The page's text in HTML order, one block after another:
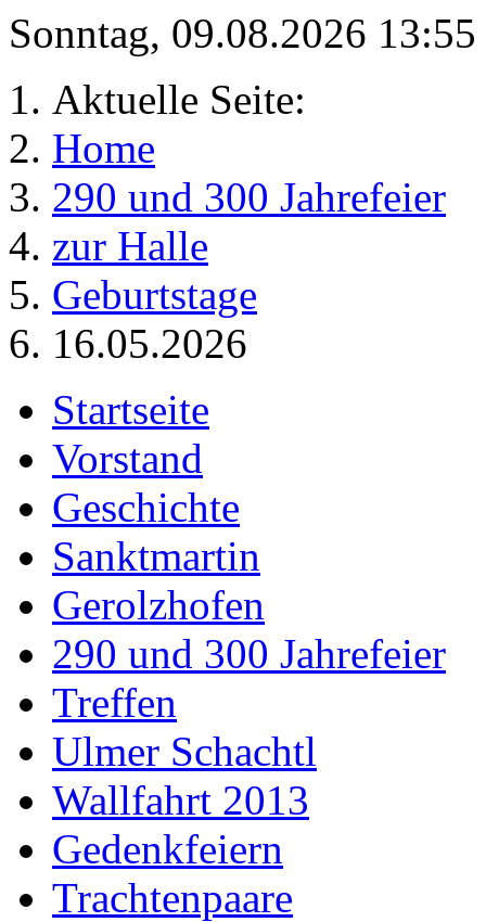
Sonntag, 09.08.2026
Aktuelle Seite:
Home
290 und 300 Jahrefeier
zur Halle
Geburtstage
16.05.2026
Startseite
Vorstand
Geschichte
Sanktmartin
Gerolzhofen
290 und 300 Jahrefeier
Treffen
Ulmer Schachtl
Wallfahrt 2013
Gedenkfeiern
Trachtenpaare